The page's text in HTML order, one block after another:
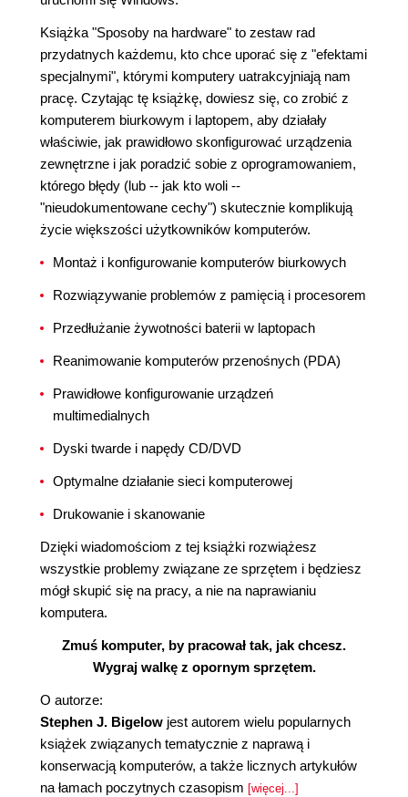
Książka "Sposoby na hardware" to zestaw rad
przydatnych każdemu, kto chce uporać się z "efektami
specjalnymi", którymi komputery uatrakcyjniają nam
pracę. Czytając tę książkę, dowiesz się, co zrobić z
komputerem biurkowym i laptopem, aby działały
właściwie, jak prawidłowo skonfigurować urządzenia
zewnętrzne i jak poradzić sobie z oprogramowaniem,
którego błędy (lub -- jak kto woli --
"nieudokumentowane cechy") skutecznie komplikują
życie większości użytkowników komputerów.
Montaż i konfigurowanie komputerów biurkowych
Rozwiązywanie problemów z pamięcią i procesorem
Przedłużanie żywotności baterii w laptopach
Reanimowanie komputerów przenośnych (PDA)
Prawidłowe konfigurowanie urządzeń
multimedialnych
Dyski twarde i napędy CD/DVD
Optymalne działanie sieci komputerowej
Drukowanie i skanowanie
Dzięki wiadomościom z tej książki rozwiążesz
wszystkie problemy związane ze sprzętem i będziesz
mógł skupić się na pracy, a nie na naprawianiu
komputera.
Zmuś komputer, by pracował tak, jak chcesz.
Wygraj walkę z opornym sprzętem.
O autorze:
Stephen J. Bigelow jest autorem wielu popularnych
książek związanych tematycznie z naprawą i
konserwacją komputerów, a także licznych artykułów
na łamach poczytnych czasopism
[więcej...]